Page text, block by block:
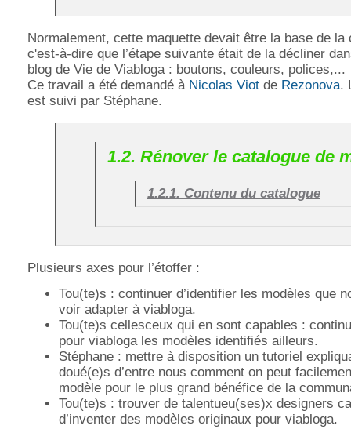
Normalement, cette maquette devait être la base de la
c'est-à-dire que l’étape suivante était de la décliner
blog de Vie de Viabloga : boutons, couleurs, polices,...
Ce travail a été demandé à Nicolas Viot de Rezonova.
est suivi par Stéphane.
1.2. Rénover le catalogue de
1.2.1. Contenu du catalogue
Plusieurs axes pour l’étoffer :
Tou(te)s : continuer d’identifier les modèles que
voir adapter à viabloga.
Tou(te)s cellesceux qui en sont capables :
pour viabloga les modèles identifiés ailleurs.
Stéphane : mettre à disposition un tutoriel
doué(e)s d’entre nous comment on peut
modèle pour le plus grand bénéfice de la
Tou(te)s : trouver de talentueu(ses)x designers
d’inventer des modèles originaux pour viabloga.